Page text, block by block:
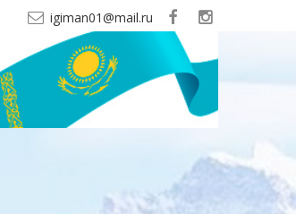
igiman01@mail.ru